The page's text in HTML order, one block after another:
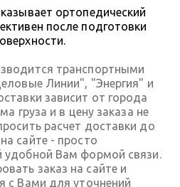
ортопедический
после подготовки
транспортными
Линии", "Энергия" и
зависит от города
груза и в цену заказа не
расчет доставки до
сайте - просто
удобной Вам формой связи.
заказ на сайте и
с Вами для уточнений